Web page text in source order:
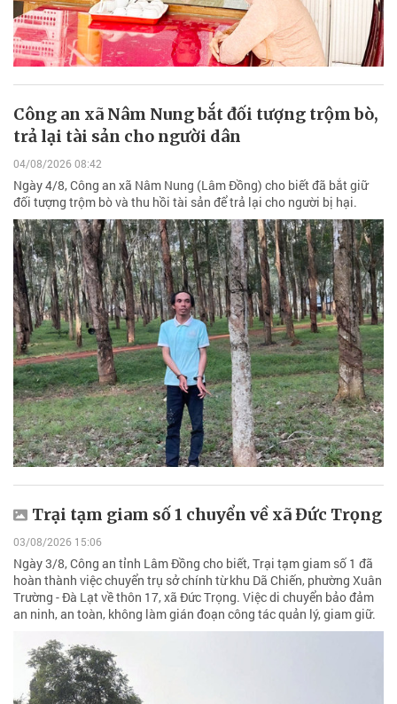
Công an xã Nâm Nung bắt đối tượng trộm bò,
trả lại tài sản cho người dân
04/08/2026 08:42
Ngày 4/8, Công an xã Nâm Nung (Lâm Đồng) cho biết đã bắt giữ
đối tượng trộm bò và thu hồi tài sản để trả lại cho người bị hại.
Trại tạm giam số 1 chuyển về xã Đức Trọng
03/08/2026 15:06
Ngày 3/8, Công an tỉnh Lâm Đồng cho biết, Trại tạm giam số 1 đã
hoàn thành việc chuyển trụ sở chính từ khu Dã Chiến, phường Xuân
Trường - Đà Lạt về thôn 17, xã Đức Trọng. Việc di chuyển bảo đảm
an ninh, an toàn, không làm gián đoạn công tác quản lý, giam giữ.